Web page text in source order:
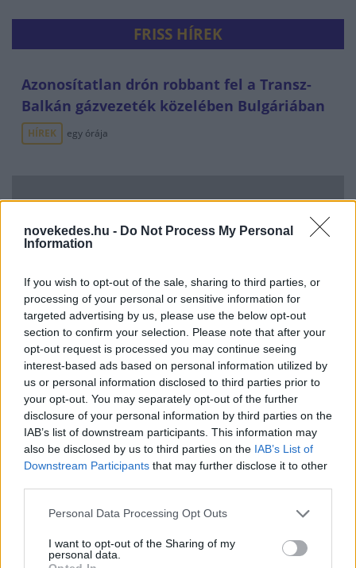
novekedes.hu - Do Not Process My Personal
Information
If you wish to opt-out of the sale, sharing to third parties, or
processing of your personal or sensitive information for
targeted advertising by us, please use the below opt-out
section to confirm your selection. Please note that after your
opt-out request is processed you may continue seeing
interest-based ads based on personal information utilized by
us or personal information disclosed to third parties prior to
your opt-out. You may separately opt-out of the further
disclosure of your personal information by third parties on the
IAB’s list of downstream participants. This information may
also be disclosed by us to third parties on the IAB’s List of
Downstream Participants that may further disclose it to other
Please note that this website/app uses one or more Google
not limited to your visit or usage behaviour. You may click to
grant or deny consent to Google and its third-party tags to
Personal Data Processing Opt Outs
I want to opt-out of the Sharing of my
personal data.
FRISS HÍREK
Azonosítatlan drón robbant fel a Transz-
Balkán gázvezeték közelében Bulgáriában
HÍREK egy órája
Vízhiány mellett erdőtűz sújtja a Garda-tavat:
kétszáz embert menekítettek ki
HÍREK 2 órája
Olcsóbbak lettek a balatoni új ingatlanok,
Borsodban megmagyarázhatatlan a
drágulás